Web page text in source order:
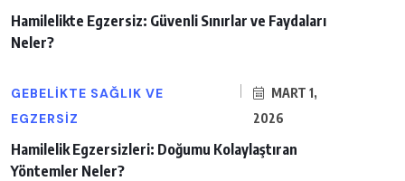
Hamilelikte Egzersiz: Güvenli Sınırlar ve Faydaları
Neler?
GEBELIKTE SAĞLIK VE
EGZERSIZ
MART 1,
2026
Hamilelik Egzersizleri: Doğumu Kolaylaştıran
Yöntemler Neler?